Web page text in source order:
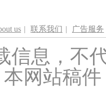
us | 联系我们 | 广告服务
信息，不
本网站稿